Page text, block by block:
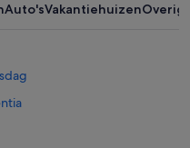
Auto'sVakantiehuizenOverig